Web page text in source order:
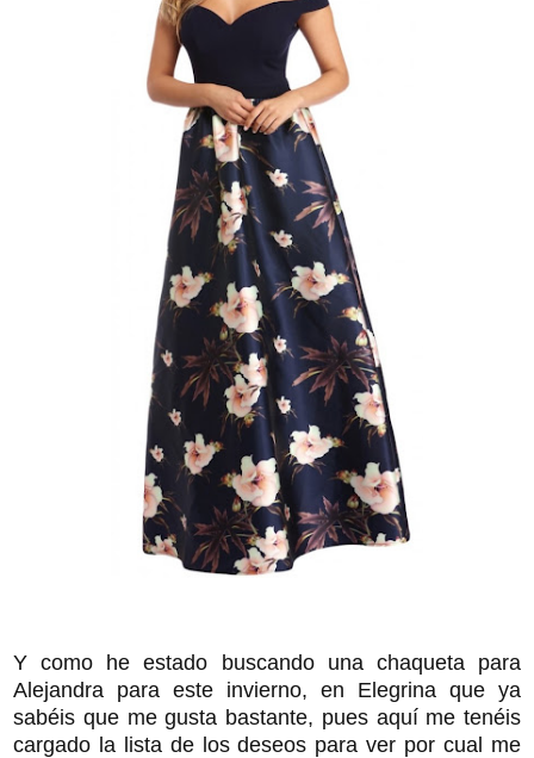
Y como he estado buscando una chaqueta para
Alejandra para este invierno, en Elegrina que ya
sabéis que me gusta bastante, pues aquí me tenéis
cargado la lista de los deseos para ver por cual me